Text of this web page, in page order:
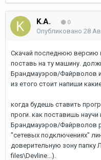
K.A. 0
Опубликовано 28
Скачай последнюю версию
поставь на ту машину.
Брандмауэров/Файрволов
из етого стоит напиши
когда будешь ставить
проги. как поставишь научи
Брандмауэров/Файрволов
"сетевых подключениях"
доверительную зону папку
files\Devline...).